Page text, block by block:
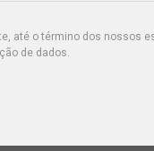
até o término dos nossos
de dados.